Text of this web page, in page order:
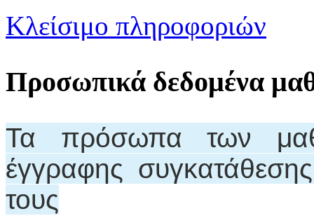
Κλείσιμο πληροφοριών
Προσωπικά δεδομένα
Τα πρόσωπα των
έγγραφης
τους